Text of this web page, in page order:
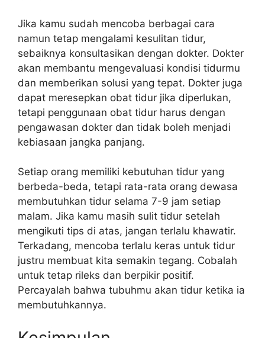
Jika kamu sudah mencoba berbagai cara
namun tetap mengalami kesulitan tidur,
sebaiknya konsultasikan dengan dokter. Dokter
akan membantu mengevaluasi kondisi tidurmu
dan memberikan solusi yang tepat. Dokter juga
dapat meresepkan obat tidur jika diperlukan,
tetapi penggunaan obat tidur harus dengan
pengawasan dokter dan tidak boleh menjadi
kebiasaan jangka panjang.
Setiap orang memiliki kebutuhan tidur yang
berbeda-beda, tetapi rata-rata orang dewasa
membutuhkan tidur selama 7-9 jam setiap
malam. Jika kamu masih sulit tidur setelah
mengikuti tips di atas, jangan terlalu khawatir.
Terkadang, mencoba terlalu keras untuk tidur
justru membuat kita semakin tegang. Cobalah
untuk tetap rileks dan berpikir positif.
Percayalah bahwa tubuhmu akan tidur ketika ia
membutuhkannya.